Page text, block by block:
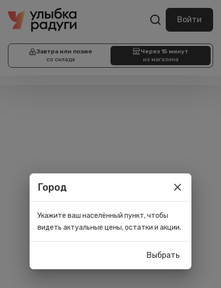
Войти
Завтра или позже
со склада
Через 15 минут
из магазина
Город
Укажите ваш населённый пункт, чтобы
видеть актуальные цены, остатки и акции.
Выбрать